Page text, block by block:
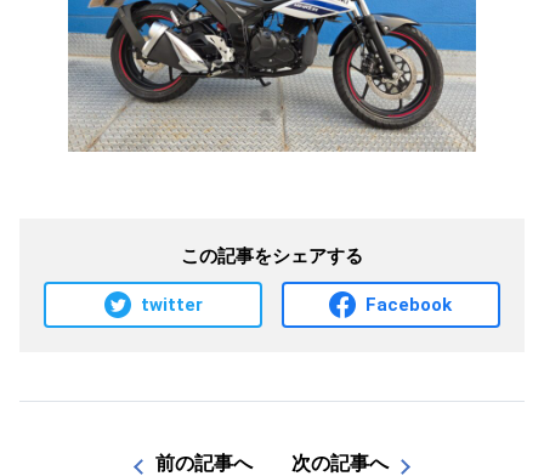
この記事をシェアする
twitter Facebook
前の記事へ 次の記事へ